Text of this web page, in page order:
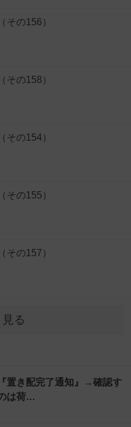
その156）
その158）
その154）
その155）
その157）
見る
置き配完了通知』→確認す
は荷…